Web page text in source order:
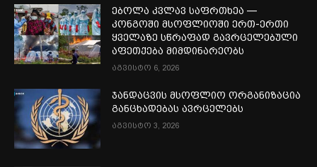
ებოლა კვლავ საფრთხეა —
კონგოში მსოფლიოში ერთ-ერთი
ყველაზე სწრაფად გავრცელებული
აფეთქება მიმდინარეობს
აგვისტო 6, 2026
ჯანდაცვის მსოფლიო ორგანიზაცია
განცხადებას ავრცელებს
აგვისტო 3, 2026